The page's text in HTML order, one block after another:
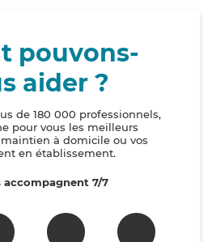
pouvons-
aider ?
de 180 000 professionnels,
pour vous les meilleurs
à domicile ou vos
en établissement.
accompagnent 7/7